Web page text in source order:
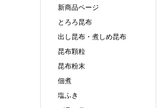
新商品ページ
とろろ昆布
出し昆布・煮しめ昆布
昆布顆粒
昆布粉末
佃煮
塩ふき